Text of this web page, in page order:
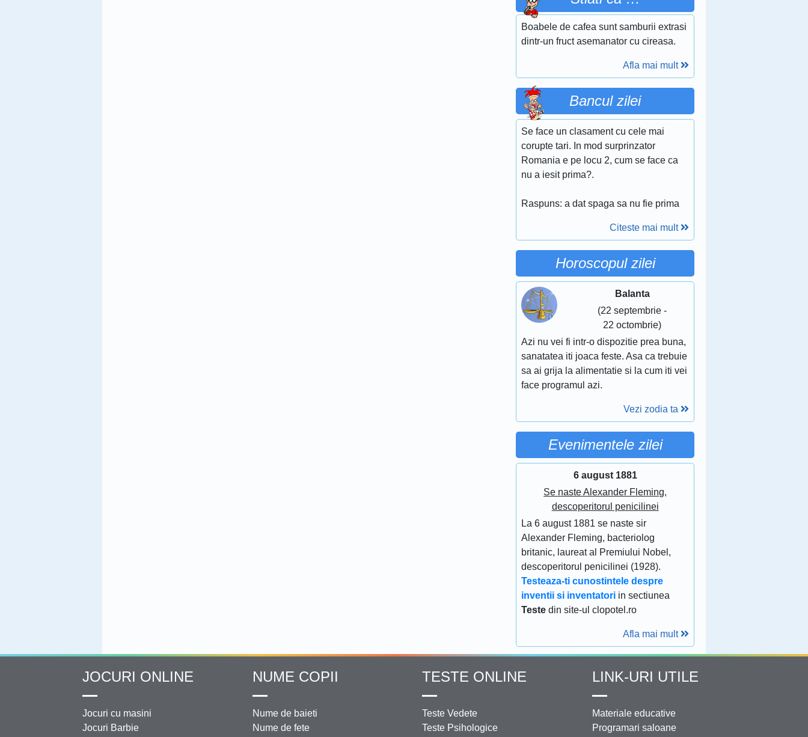
Boabele de cafea sunt samburii extrasi
dintr-un fruct asemanator cu cireasa.
Afla mai mult
Bancul zilei
Se face un clasament cu cele mai
corupte tari. In mod surprinzator
Romania e pe locu 2, cum se face ca
nu a iesit prima?.
Raspuns: a dat spaga sa nu fie prima
Citeste mai mult
Horoscopul zilei
Balanta
(22 septembrie -
22 octombrie)
Azi nu vei fi intr-o dispozitie prea buna,
sanatatea iti joaca feste. Asa ca trebuie
sa ai grija la alimentatie si la cum iti vei
face programul azi.
Vezi zodia ta
Evenimentele zilei
6 august 1881
Se naste Alexander Fleming,
descoperitorul penicilinei
La 6 august 1881 se naste sir
Alexander Fleming, bacteriolog
britanic, laureat al Premiului Nobel,
descoperitorul penicilinei (1928).
Testeaza-ti cunostintele despre
inventii si inventatori in sectiunea
Teste din site-ul clopotel.ro
Afla mai mult
JOCURI ONLINE
Jocuri cu masini
Jocuri Barbie
NUME COPII
Nume de baieti
Nume de fete
TESTE ONLINE
Teste Vedete
Teste Psihologice
LINK-URI UTILE
Materiale educative
Programari saloane